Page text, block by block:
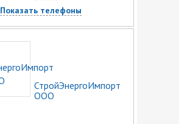
Показать телефоны
СтройЭнергоИмпорт
ООО